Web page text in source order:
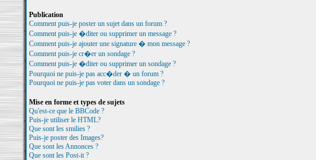
Publication
Comment puis-je poster un sujet dans un forum ?
Comment puis-je �diter ou supprimer un message ?
Comment puis-je ajouter une signature � mon message ?
Comment puis-je cr�er un sondage ?
Comment puis-je �diter ou supprimer un sondage ?
Pourquoi ne puis-je pas acc�der � un forum ?
Pourquoi ne puis-je pas voter dans un sondage ?
Mise en forme et types de sujets
Qu'est-ce que le BBCode ?
Puis-je utiliser le HTML?
Que sont les smilies ?
Puis-je poster des Images?
Que sont les Annonces ?
Que sont les Post-it ?